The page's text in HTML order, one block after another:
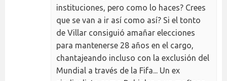
instituciones, pero como lo haces? Crees
que se van a ir así como así? Si el tonto
de Villar consiguió amañar elecciones
para mantenerse 28 años en el cargo,
chantajeando incluso con la exclusión del
Mundial a través de la Fifa... Un ex